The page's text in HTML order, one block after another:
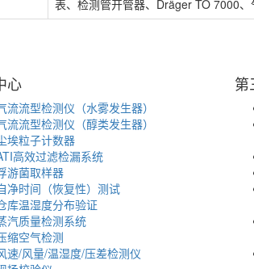
表、检测管开管器、Dräger TO 7000
心
流流型检测仪（水雾发生器）
流流型检测仪（醇类发生器）
埃粒子计数器
高效过滤检漏系统
游菌取样器
净时间（恢复性）测试
库温湿度分布验证
汽质量检测系统
缩空气检测
速/风量/温湿度/压差检测仪
第